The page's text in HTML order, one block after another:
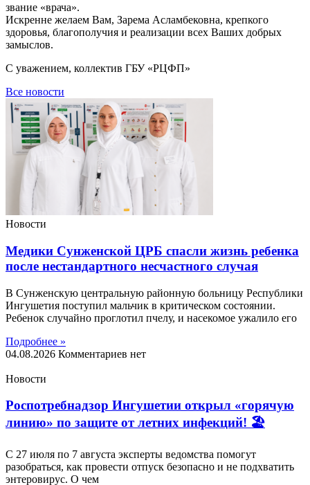
звание «врача».
Искренне желаем Вам, Зарема Асламбековна, крепкого
здоровья, благополучия и реализации всех Ваших добрых
замыслов.
С уважением, коллектив ГБУ «РЦФП»
Все новости
Новости
Медики Сунженской ЦРБ спасли жизнь ребенка
после нестандартного несчастного случая
В Сунженскую центральную районную больницу Республики
Ингушетия поступил мальчик в критическом состоянии.
Ребенок случайно проглотил пчелу, и насекомое ужалило его
Подробнее »
04.08.2026 Комментариев нет
Новости
Роспотребнадзор Ингушетии открыл «горячую
линию» по защите от летних инфекций! 🏖
С 27 июля по 7 августа эксперты ведомства помогут
разобраться, как провести отпуск безопасно и не подхватить
энтеровирус. О чем